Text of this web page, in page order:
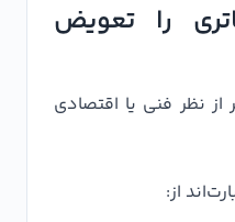
را تعویض
از نظر فنی یا اقتصادی
از: